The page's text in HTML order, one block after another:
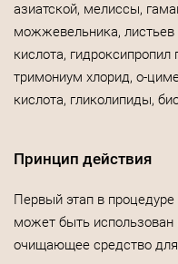
азиатской, мелиссы,
можжевельника,
кислота, гидроксипропил
тримониум хлорид, о-
кислота, гликолипиды,
Принцип действия
Первый этап в
может быть
очищающее средство